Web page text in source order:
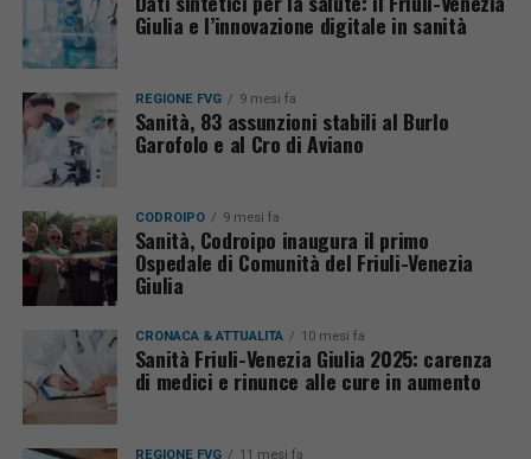
Giulia e l’innovazione digitale in sanità
REGIONE FVG 9 mesi fa
Sanità, 83 assunzioni stabili al Burlo
Garofolo e al Cro di Aviano
CODROIPO 9 mesi fa
Sanità, Codroipo inaugura il primo
Ospedale di Comunità del Friuli-Venezia
Giulia
CRONACA & ATTUALITÀ 10 mesi fa
Sanità Friuli-Venezia Giulia 2025: carenza
di medici e rinunce alle cure in aumento
REGIONE FVG 11 mesi fa